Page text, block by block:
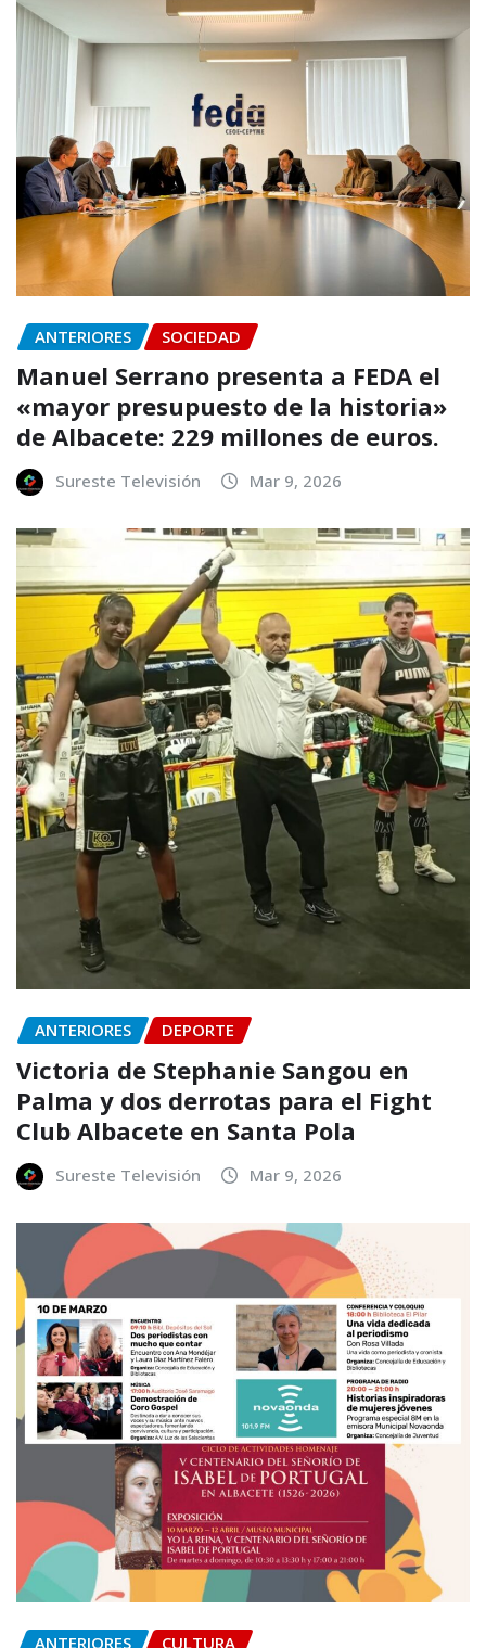
ANTERIORES SOCIEDAD
Manuel Serrano presenta a FEDA el
«mayor presupuesto de la historia»
de Albacete: 229 millones de euros.
Sureste Televisión Mar 9, 2026
ANTERIORES DEPORTE
Victoria de Stephanie Sangou en
Palma y dos derrotas para el Fight
Club Albacete en Santa Pola
Sureste Televisión Mar 9, 2026
ANTERIORES CULTURA